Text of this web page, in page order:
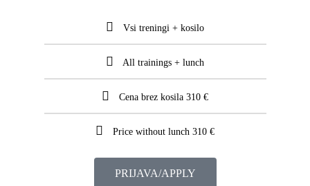
Vsi treningi + kosilo
All trainings + lunch
Cena brez kosila 310 €
Price without lunch 310 €
PRIJAVA/APPLY